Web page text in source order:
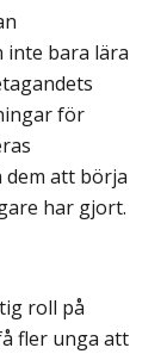
inte bara lära
för
att börja
har gjort.
roll på
fler unga att